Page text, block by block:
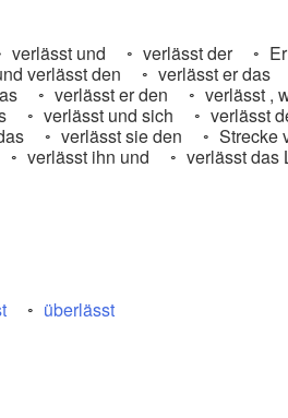
verlässt und verlässt der
verlässt den verlässt er das
verlässt er den verlässt ,
verlässt und sich verlässt
verlässt sie den
Strecke
verlässt ihn und verlässt das
überlässt